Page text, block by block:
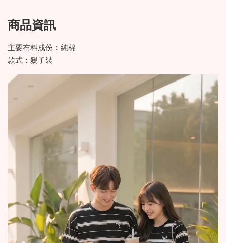
商品資訊
主要布料成份：純棉
款式：親子裝